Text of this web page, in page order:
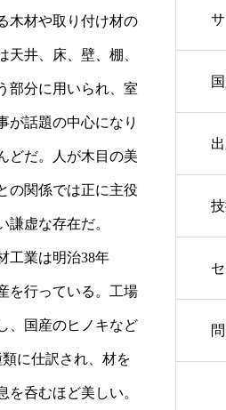
木材や取り付け材の
井、床、壁、棚、
部分に用いられ、室
が話題の中心になり
どだ。人が木目の美
の関係では正に主役
虚な存在だ。
工業は明治38年
を行っている。工場
、国産のヒノキなど
に仕訳され、材を
呑むほど美しい。